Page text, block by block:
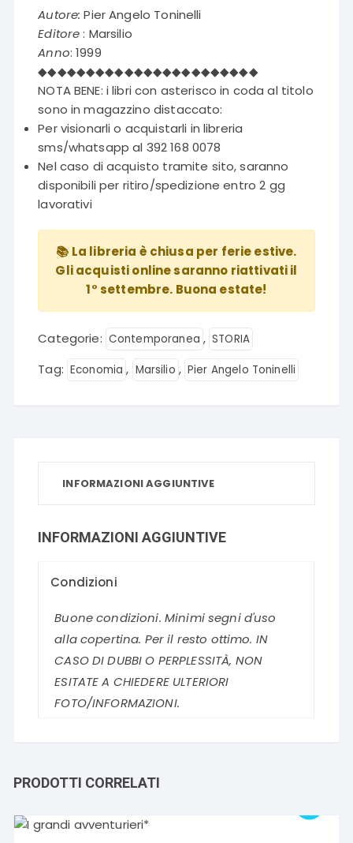
Autore: Pier Angelo Toninelli
Editore: Marsilio
Anno: 1999
◆◆◆◆◆◆◆◆◆◆◆◆◆◆◆◆◆◆◆◆◆◆◆
NOTA BENE: i libri con asterisco in coda al titolo
sono in magazzino distaccato:
Per visionarli o acquistarli in libreria
sms/whatsapp al 392 168 0078
Nel caso di acquisto tramite sito, saranno
disponibili per ritiro/spedizione entro 2 gg
lavorativi
📚 La libreria è chiusa per ferie estive.
Gli acquisti online saranno riattivati il
1° settembre. Buona estate!
Categorie: Contemporanea , STORIA
Tag: Economia , Marsilio , Pier Angelo Toninelli
INFORMAZIONI AGGIUNTIVE
INFORMAZIONI AGGIUNTIVE
Condizioni
Buone condizioni. Minimi segni d'uso
alla copertina. Per il resto ottimo. IN
CASO DI DUBBI O PERPLESSITÀ, NON
ESITATE A CHIEDERE ULTERIORI
FOTO/INFORMAZIONI.
PRODOTTI CORRELATI